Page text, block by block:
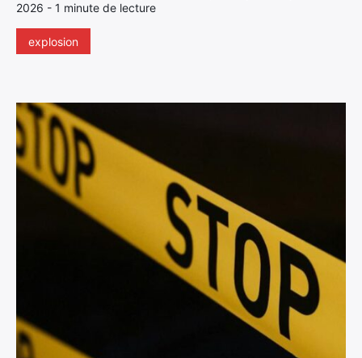
2026 - 1 minute de lecture
explosion